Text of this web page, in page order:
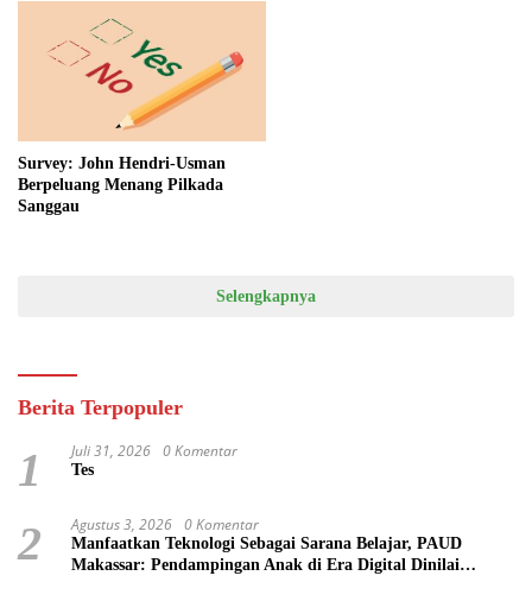
Survey: John Hendri-Usman
Berpeluang Menang Pilkada
Sanggau
Selengkapnya
Berita Terpopuler
1 Juli 31, 2026 0 Komentar
Tes
2 Agustus 3, 2026 0 Komentar
Manfaatkan Teknologi Sebagai Sarana Belajar, PAUD
Makassar: Pendampingan Anak di Era Digital Dinilai